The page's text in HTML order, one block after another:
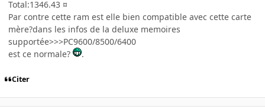
Total:1346.43 ¤
Par contre cette ram est elle bien compatible avec cette carte
mère?dans les infos de la deluxe memoires
supportée>>>PC9600/8500/6400
est ce normale?
.
Citer